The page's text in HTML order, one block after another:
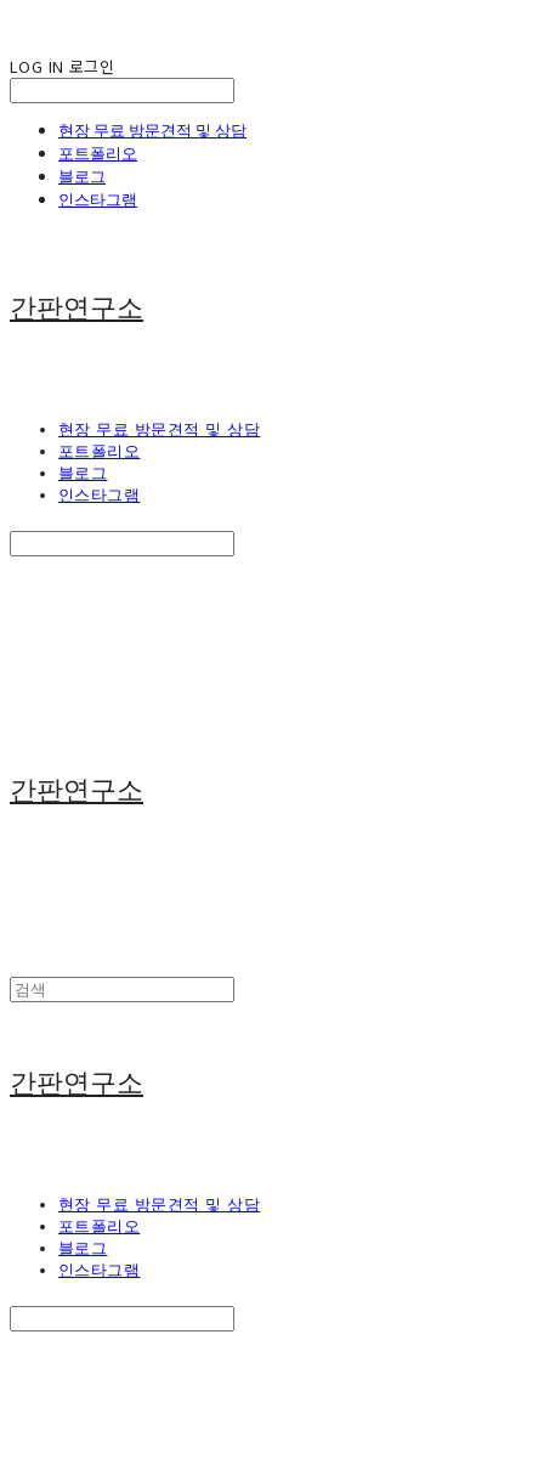
LOG IN 로그인
현장 무료 방문견적 및 상담
포트폴리오
블로그
인스타그램
간판연구소
현장 무료 방문견적 및 상담
포트폴리오
블로그
인스타그램
간판연구소
간판연구소
현장 무료 방문견적 및 상담
포트폴리오
블로그
인스타그램